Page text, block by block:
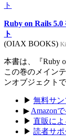
Ruby on Rails
ト
(OIAX BOOKS)
本書は、『Ruby
この巻のメイン
ンオブジェクトで
▶ 無料サン
▶ Amazon
▶ 直販に
▶ 読者サ